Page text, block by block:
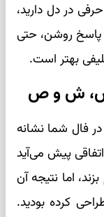
در دل دارید،
پاسخ روشن، حتی
بهتر است.
س، ش و ص
فال شما نشانه
پیش می‌آید
اما نتیجه آن
کرده بودید.